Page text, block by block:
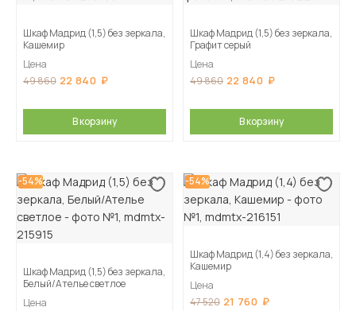
Шкаф Мадрид (1,5) без зеркала,
Кашемир
Цена
49 860 22 840
В корзину
Шкаф Мадрид (1,5) без зеркала,
Графит серый
Цена
49 860 22 840
В корзину
-54%
Шкаф Мадрид (1,5) без зеркала,
Белый/Ателье светлое
Цена
-54%
Шкаф Мадрид (1,4) без зеркала,
Кашемир
Цена
47 520 21 760